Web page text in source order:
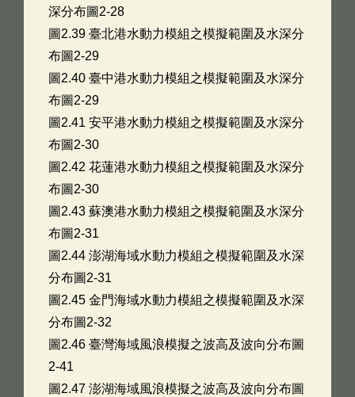
深分布圖2-28
圖2.39 臺北港水動力模組之模擬範圍及水深分
布圖2-29
圖2.40 臺中港水動力模組之模擬範圍及水深分
布圖2-29
圖2.41 安平港水動力模組之模擬範圍及水深分
布圖2-30
圖2.42 花蓮港水動力模組之模擬範圍及水深分
布圖2-30
圖2.43 蘇澳港水動力模組之模擬範圍及水深分
布圖2-31
圖2.44 澎湖海域水動力模組之模擬範圍及水深
分布圖2-31
圖2.45 金門海域水動力模組之模擬範圍及水深
分布圖2-32
圖2.46 臺灣海域風浪模擬之波高及波向分布圖
2-41
圖2.47 澎湖海域風浪模擬之波高及波向分布圖